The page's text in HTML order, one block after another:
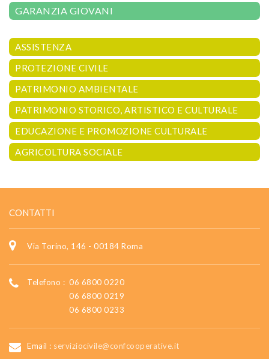
GARANZIA GIOVANI
ASSISTENZA
PROTEZIONE CIVILE
PATRIMONIO AMBIENTALE
PATRIMONIO STORICO, ARTISTICO E CULTURALE
EDUCAZIONE E PROMOZIONE CULTURALE
AGRICOLTURA SOCIALE
CONTATTI
Via Torino, 146 - 00184 Roma
Telefono : 06 6800 0220
06 6800 0219
06 6800 0233
Email : serviziocivile@confcooperative.it